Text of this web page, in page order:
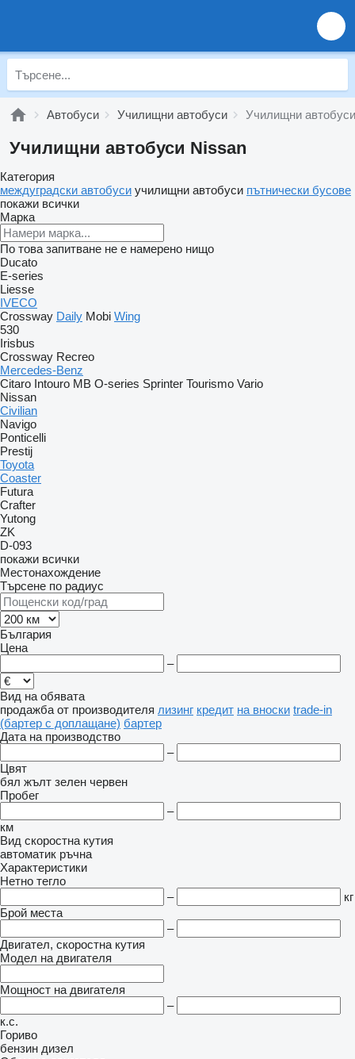
Автобуси Училищни автобуси Училищни
Училищни автобуси Nissan
Категория
междуградски автобуси училищни автобуси пътнически бусове
покажи всички
Марка
По това запитване не е намерено нищо
Ducato
E-series
Liesse
IVECO
Crossway Daily Mobi Wing
530
Irisbus
Crossway Recreo
Mercedes-Benz
Citaro Intouro MB O-series Sprinter Tourismo Vario
Nissan
Civilian
Navigo
Ponticelli
Prestij
Toyota
Coaster
Futura
Crafter
Yutong
ZK
D-093
покажи всички
Местонахождение
Търсене по радиус
България
Цена
–
Вид на обявата
продажба от производителя лизинг кредит на вноски trade-in
(бартер с доплащане) бартер
Дата на производство
–
Цвят
бял жълт зелен червен
Пробег
–
км
Вид скоростна кутия
автоматик ръчна
Характеристики
Нетно тегло
–
кг
Брой места
–
Двигател, скоростна кутия
Модел на двигателя
Мощност на двигателя
–
к.с.
Гориво
бензин дизел